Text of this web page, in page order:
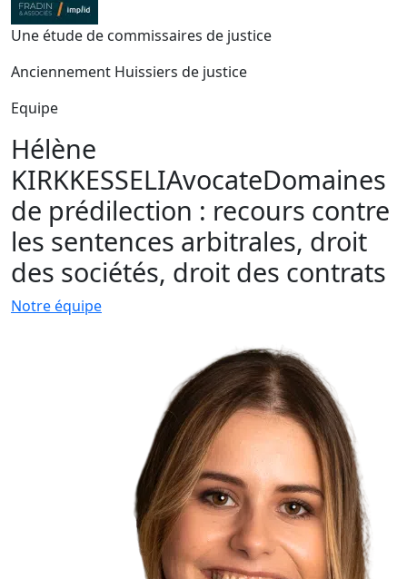
Une étude de commissaires de justice
Anciennement Huissiers de justice
Equipe
Hélène
KIRKKESSELIAvocateDomaines
de prédilection : recours contre
les sentences arbitrales, droit
des sociétés, droit des contrats
Notre équipe